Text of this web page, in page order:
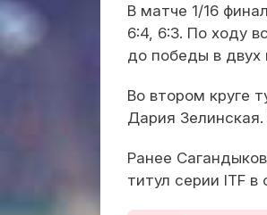
В матче 1/16
6:4, 6:3. По ходу
до победы в двух
Во втором круге
Дария
Ранее
титул серии ITF